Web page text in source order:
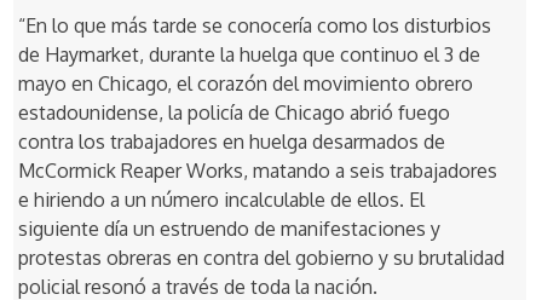
“En lo que más tarde se conocería como los disturbios
de Haymarket, durante la huelga que continuo el 3 de
mayo en Chicago, el corazón del movimiento obrero
estadounidense, la policía de Chicago abrió fuego
contra los trabajadores en huelga desarmados de
McCormick Reaper Works, matando a seis trabajadores
e hiriendo a un número incalculable de ellos. El
siguiente día un estruendo de manifestaciones y
protestas obreras en contra del gobierno y su brutalidad
policial resonó a través de toda la nación.